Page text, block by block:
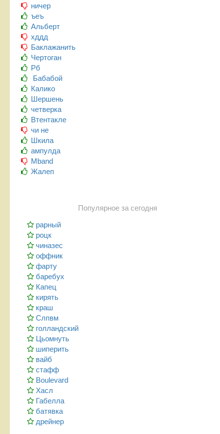
ничер
ъеъ
Альберт
хддд
Баклажанить
Чертоган
Рб
Бабабой
Калико
Шершень
четверка
Втентакле
чи не
Шкила
ампулда
Mband
Жалеп
Популярное за сегодня
рарный
роцк
чиназес
оффник
фарту
баребух
Капец
кирять
краш
Слпвм
голландский
Цьомнуть
шиперить
вайб
стафф
Boulevard
Хасл
Габелла
батявка
дрейнер